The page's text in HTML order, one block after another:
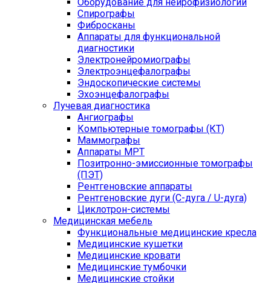
Спирографы
Фибросканы
Аппараты для функциональной
диагностики
Электронейромиографы
Электроэнцефалографы
Эндоскопические системы
Эхоэнцефалографы
Лучевая диагностика
Ангиографы
Компьютерные томографы (КТ)
Маммографы
Аппараты МРТ
Позитронно-эмиссионные томографы
(ПЭТ)
Рентгеновские аппараты
Рентгеновские дуги (С-дуга / U-дуга)
Циклотрон-системы
Медицинская мебель
Функциональные медицинские кресла
Медицинские кушетки
Медицинские кровати
Медицинские тумбочки
Медицинские стойки